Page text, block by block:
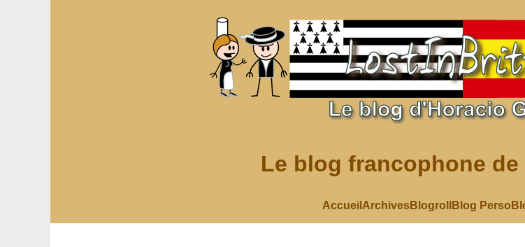
Le blog francophone
Accueil ArchivesBlogroll Blog Perso